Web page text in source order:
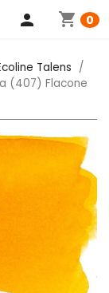
shopping_cart 0
person
Talens
(407) Flacone